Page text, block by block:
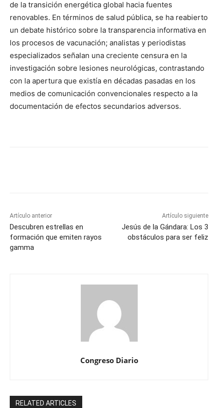
de la transición energética global hacia fuentes
renovables. En términos de salud pública, se ha reabierto
un debate histórico sobre la transparencia informativa en
los procesos de vacunación; analistas y periodistas
especializados señalan una creciente censura en la
investigación sobre lesiones neurológicas, contrastando
con la apertura que existía en décadas pasadas en los
medios de comunicación convencionales respecto a la
documentación de efectos secundarios adversos.
Artículo anterior
Descubren estrellas en
formación que emiten rayos
gamma
Artículo siguiente
Jesús de la Gándara: Los 3
obstáculos para ser feliz
Congreso Diario
RELATED ARTICLES